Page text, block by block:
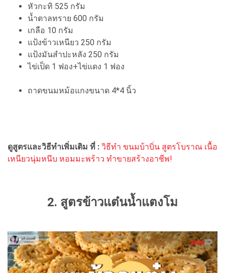
หัวกะทิ 525 กรัม
น้ำตาลทราย 600 กรัม
เกลือ 10 กรัม
แป้งข้าวเหนียว 250 กรัม
แป้งมันสำปะหลัง 250 กรัม
ไข่เป็ด 1 ฟอง+ไข่แดง 1 ฟอง
ถาดขนมหม้อแกงขนาด 4*4 นิ้ว
ดูสูตรและวิธีทำเพิ่มเติม ที่ : วิธีทำ ขนมบ้าบิ่น สูตรโบราณ เนื้อ
เหนียวนุ่มหนึบ หอมมะพร้าว ทำขายสร้างอาชีพ!
2. สูตรข้าวแต๋นน้ำแตงโม